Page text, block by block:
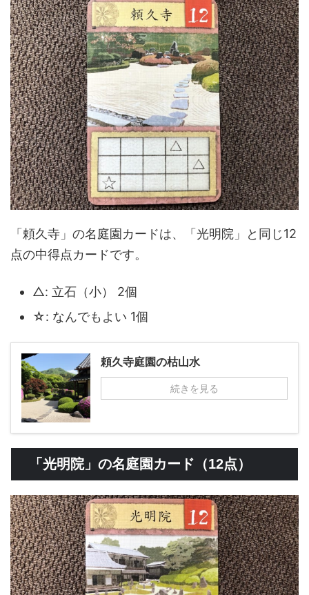
「頼久寺」の名庭園カードは、「光明院」と同じ12
点の中得点カードです。
△: 立石（小） 2個
☆: なんでもよい 1個
頼久寺庭園の枯山水
続きを見る
「光明院」の名庭園カード（12点）